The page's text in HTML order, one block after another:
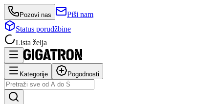
Pozovi nas
Piši nam
Status porudžbine
Lista želja
Kategorije Pogodnosti